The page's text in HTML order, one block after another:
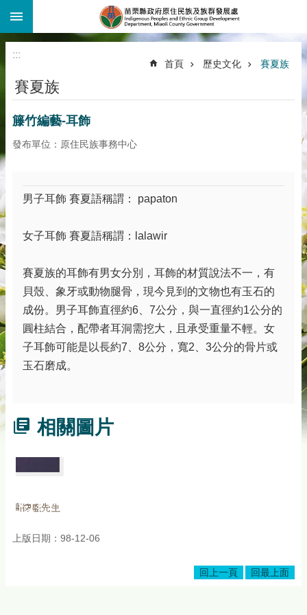
跳到主要內容區塊
:::
首頁 歷史文化 賽夏族
賽夏族
籐竹編藝-耳飾
發布單位：原住民族事務中心
男子耳飾 賽夏語稱謂： papaton
女子耳飾 賽夏語稱謂：lalawir
賽夏族的耳飾有男女分別，耳飾的材質說法不一，有
貝殼、象牙或動物腿骨，現今見到的文物也有玉石的
成份。男子耳飾直徑約6、7公分，與一直徑約1公分的
圓柱結合，配帶者耳洞需挖大，且承受重量不輕。女
子耳飾可能是以長約7、8公分，寬2、3公分的骨片或
玉石磨成。
相關圖片
上版日期：98-12-06
回上一頁 回最上面